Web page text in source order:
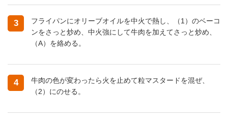
3
フライパンにオリーブオイルを中火で熱し、（1）のベーコ
ンをさっと炒め、中火強にして牛肉を加えてさっと炒め、
（A）を絡める。
4
牛肉の色が変わったら火を止めて粒マスタードを混ぜ、
（2）にのせる。